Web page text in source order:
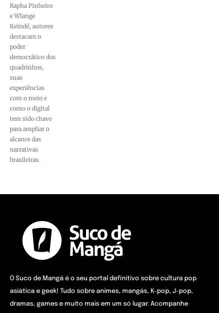
Rapha Pinheiro
e Wlange
Keindé, autores
destacam o
poder
democrático dos
quadrinhos,
suas
experiências
com o meio e
como o digital
tem sido chave
para ampliar o
alcance das
narrativas
brasileiras.
O Suco de Mangá é o seu portal definitivo sobre cultura pop
asiática e geek! Tudo sobre animes, mangás, K-pop, J-pop,
dramas, games e muito mais em um só lugar. Acompanhe